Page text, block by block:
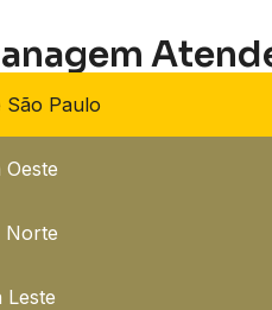
São Paulo
Oeste
Norte
Leste